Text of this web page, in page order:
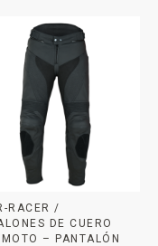
RACER /
DE CUERO
MOTO – PANTALÓN